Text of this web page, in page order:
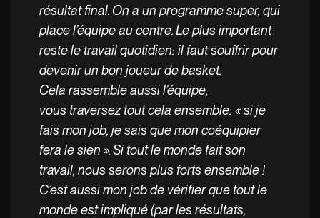
résultat final. On a un programme super, qui
place l’équipe au centre. Le plus important
reste le travail quotidien: il faut souffrir pour
devenir un bon joueur de basket.
Cela rassemble aussi l’équipe,
vous traversez tout cela ensemble: « si je
fais mon job, je sais que mon coéquipier
fera le sien ». Si tout le monde fait son
travail, nous serons plus forts ensemble !
C’est aussi mon job de vérifier que tout le
monde est impliqué (par les résultats,